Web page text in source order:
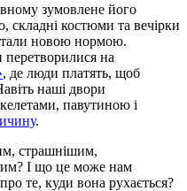
зумовлене його
костюми та вечірки
новою нормою.
на
, де люди платять, щоб
наші двори
павутиною і
.
страшнішим,
І що це може нам
те, куди вона рухається?